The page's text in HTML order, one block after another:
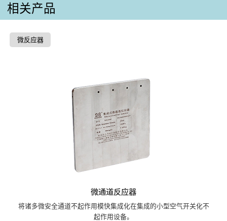
相关产品
微反应器
微通道反应器
将诸多微安全通道不起作用模快集成化在集成的小型空气开关化不
起作用设备。